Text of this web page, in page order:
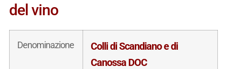
del vino
Denominazione
Colli di Scandiano e di
Canossa DOC